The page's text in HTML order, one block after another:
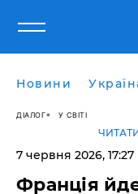
Новини
ДІАЛОГ У СВІТІ
7 червня 2026, 17:27
Франція